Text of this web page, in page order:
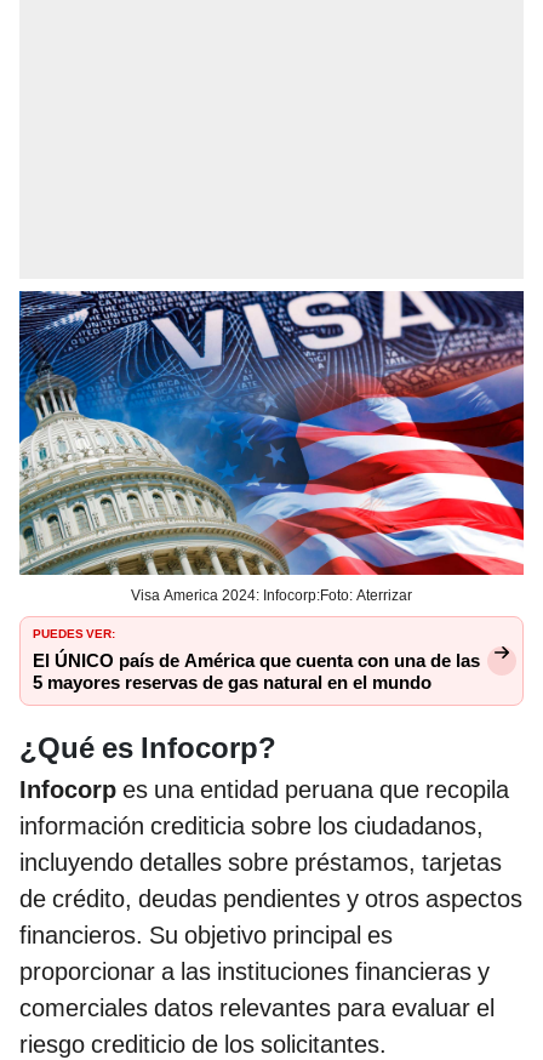
Visa America 2024: Infocorp:Foto: Aterrizar
PUEDES VER:
El ÚNICO país de América que cuenta con una de las
5 mayores reservas de gas natural en el mundo
¿Qué es Infocorp?
Infocorp es una entidad peruana que recopila
información crediticia sobre los ciudadanos,
incluyendo detalles sobre préstamos, tarjetas
de crédito, deudas pendientes y otros aspectos
financieros. Su objetivo principal es
proporcionar a las instituciones financieras y
comerciales datos relevantes para evaluar el
riesgo crediticio de los solicitantes.